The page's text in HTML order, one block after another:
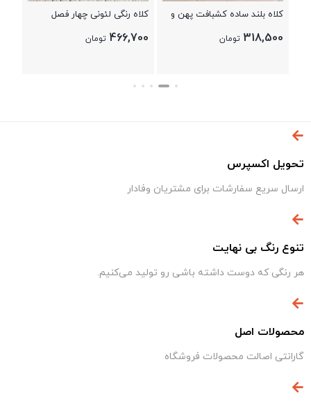
کلاه بلند ساده کشبافت پهن و
چاک پشت گردن
318,500 تومان
کلاه رنگی لئونی چهار فصل
مردانه و زنانه. کد 08
466,700 تومان
تحویل اکسپرس
ارسال سریع سفارشات برای مشتریان وفادار
تنوع رنگ بی نهایت
هر رنگی که دوست داشته باشی رو تولید می‌کنیم.
محصولات اصل
گارانتی اصالت محصولات فروشگاه